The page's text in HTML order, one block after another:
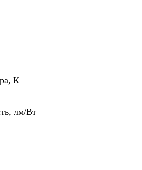
К
лм/Вт